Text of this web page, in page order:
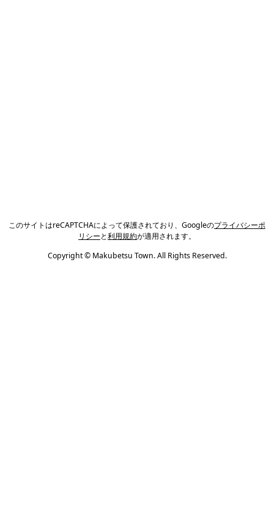
このサイトはreCAPTCHAによって保護されており、Googleのプライバシーポ
リシーと利用規約が適用されます。
Copyright © Makubetsu Town. All Rights Reserved.